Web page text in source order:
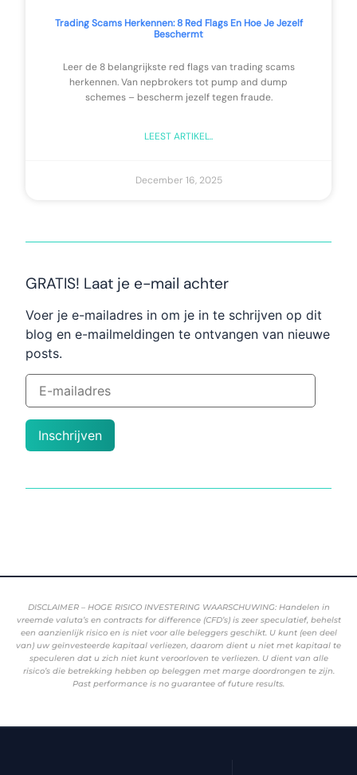
Trading Scams Herkennen: 8 Red Flags En Hoe Je Jezelf
Beschermt
Leer de 8 belangrijkste red flags van trading scams
herkennen. Van nepbrokers tot pump and dump
schemes – bescherm jezelf tegen fraude.
LEEST ARTIKEL..
December 16, 2025
GRATIS! Laat je e-mail achter
Voer je e-mailadres in om je in te schrijven op dit
blog en e-mailmeldingen te ontvangen van nieuwe
posts.
Inschrijven
DISCLAIMER – HOGE RISICO INVESTERING WAARSCHUWING: Handelen in
vreemde valuta’s en contracts for difference (CFD’s) is zeer speculatief, behelst
een aanzienlijk risico en is niet voor alle beleggers geschikt. U kunt (een deel
van) uw geïnvesteerde kapitaal verliezen, daarom dient u niet met kapitaal te
speculeren dat u zich niet kunt veroorloven te verliezen. U dient van alle
risico’s die betrekking hebben op beleggen met marge doordrongen te zijn.
Past performance is no guarantee of future results.